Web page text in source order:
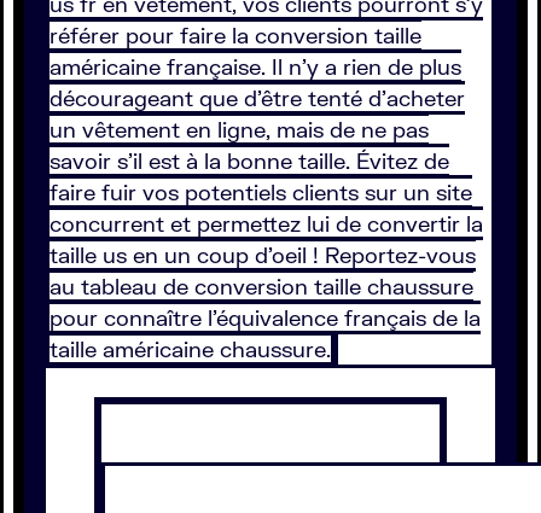
référer pour faire la conversion taille
américaine française. Il n’y a rien de plus
décourageant que d’être tenté d’acheter
un vêtement en ligne, mais de ne pas
savoir s’il est à la bonne taille. Évitez de
faire fuir vos potentiels clients sur un site
concurrent et permettez lui de convertir la
taille us en un coup d’oeil ! Reportez-vous
au tableau de conversion taille chaussure
pour connaître l’équivalence français de la
taille américaine chaussure.